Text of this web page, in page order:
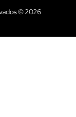
© 2026